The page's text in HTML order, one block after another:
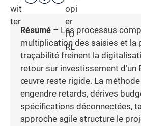
Résumé – Les processus
multiplication des saisies et la
traçabilité freinent la
retour sur investissement d’un
œuvre reste rigide. La
engendre retards, dérives
spécifications déconnectées,
approche agile structure le